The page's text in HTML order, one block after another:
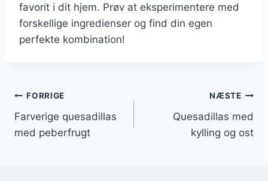
favorit i dit hjem. Prøv at eksperimentere med
forskellige ingredienser og find din egen
perfekte kombination!
Indlægsnavigation
FORRIGE
Farverige quesadillas
med peberfrugt
NÆSTE
Quesadillas med
kylling og ost